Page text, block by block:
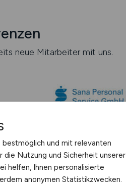
neue Mitarbeiter mit uns.
bestmöglich und mit relevanten
die Nutzung und Sicherheit unserer
helfen, Ihnen personalisierte
anonymen Statistikzwecken.